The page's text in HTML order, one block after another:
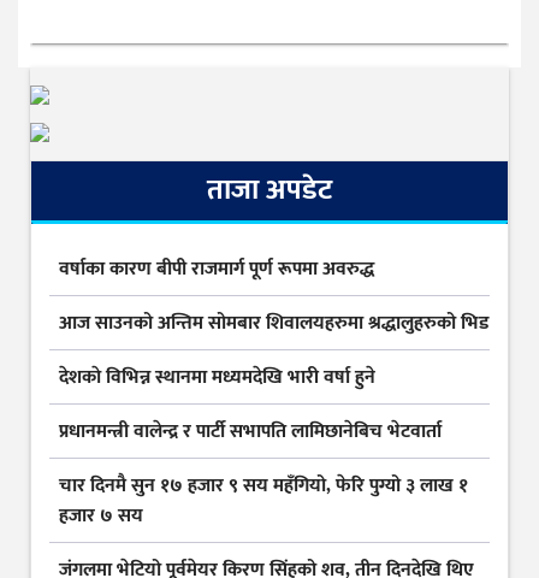
ताजा अपडेट
वर्षाका कारण बीपी राजमार्ग पूर्ण रूपमा अवरुद्ध
आज साउनको अन्तिम सोमबार शिवालयहरुमा श्रद्धालुहरुको भिड
देशकाे विभिन्न स्थानमा मध्यमदेखि भारी वर्षा हुने
प्रधानमन्त्री वालेन्द्र र पार्टी सभापति लामिछानेबिच भेटवार्ता
चार दिनमै सुन १७ हजार ९ सय महँगियो, फेरि पुग्यो ३ लाख १
हजार ७ सय
जंगलमा भेटियो पूर्वमेयर किरण सिंहको शव, तीन दिनदेखि थिए